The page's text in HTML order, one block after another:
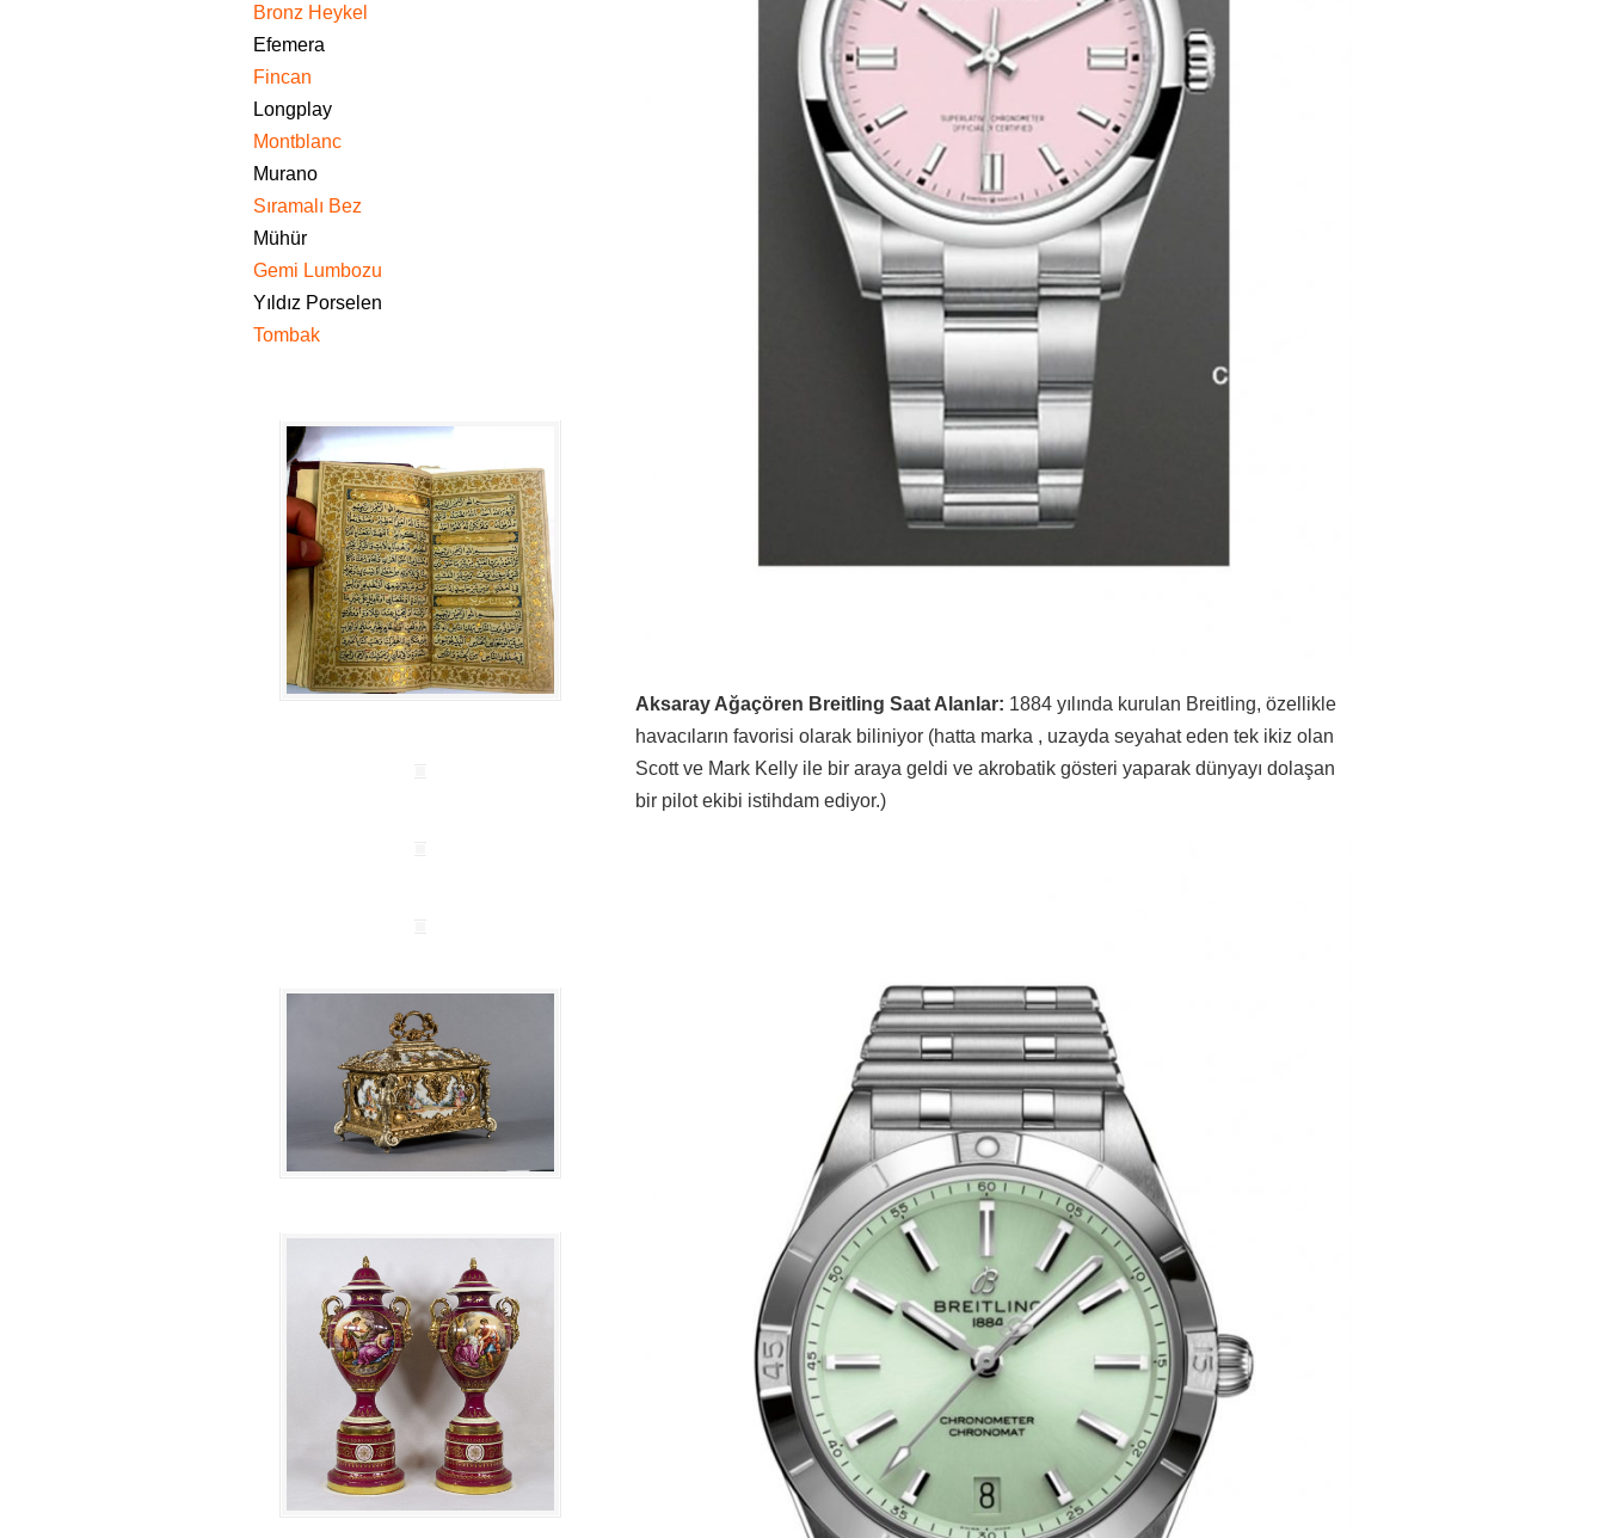
Aksaray Ağaçören Breitling Saat Alanlar: 1884 yılında kurulan Breitling, özellikle
havacıların favorisi olarak biliniyor (hatta marka , uzayda seyahat eden tek ikiz olan
Scott ve Mark Kelly ile bir araya geldi ve akrobatik gösteri yaparak dünyayı dolaşan
bir pilot ekibi istihdam ediyor.)
Bronz Heykel
Efemera
Fincan
Longplay
Montblanc
Murano
Sıramalı Bez
Mühür
Gemi Lumbozu
Yıldız Porselen
Tombak